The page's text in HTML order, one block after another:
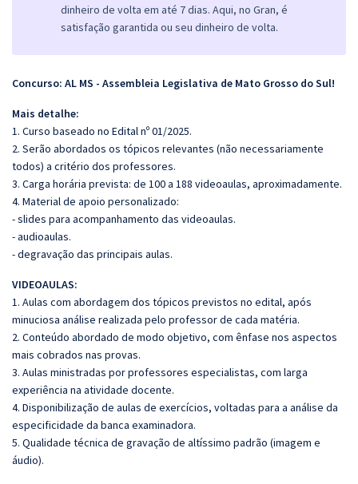
dinheiro de volta em até 7 dias. Aqui, no Gran, é
satisfação garantida ou seu dinheiro de volta.
Concurso: AL MS - Assembleia Legislativa de Mato Grosso do Sul!
Mais detalhe:
1. Curso baseado no Edital nº 01/2025.
2. Serão abordados os tópicos relevantes (não necessariamente
todos) a critério dos professores.
3. Carga horária prevista: de 100 a 188 videoaulas, aproximadamente.
4. Material de apoio personalizado:
- slides para acompanhamento das videoaulas.
- audioaulas.
- degravação das principais aulas.
VIDEOAULAS:
1. Aulas com abordagem dos tópicos previstos no edital, após
minuciosa análise realizada pelo professor de cada matéria.
2. Conteúdo abordado de modo objetivo, com ênfase nos aspectos
mais cobrados nas provas.
3. Aulas ministradas por professores especialistas, com larga
experiência na atividade docente.
4. Disponibilização de aulas de exercícios, voltadas para a análise da
especificidade da banca examinadora.
5. Qualidade técnica de gravação de altíssimo padrão (imagem e
áudio).